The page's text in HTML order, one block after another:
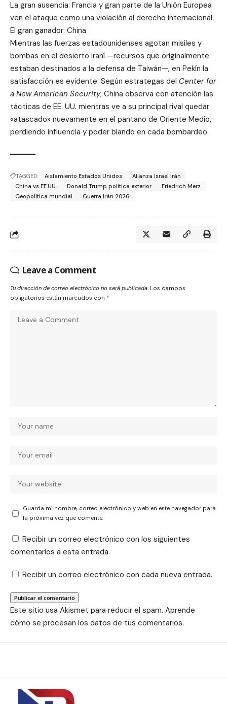
La gran ausencia: Francia y gran parte de la Unión Europea
ven el ataque como una violación al derecho internacional.
El gran ganador: China
Mientras las fuerzas estadounidenses agotan misiles y
bombas en el desierto iraní —recursos que originalmente
estaban destinados a la defensa de Taiwán—, en Pekín la
satisfacción es evidente. Según estrategas del Center for
a New American Security, China observa con atención las
tácticas de EE. UU. mientras ve a su principal rival quedar
«atascado» nuevamente en el pantano de Oriente Medio,
perdiendo influencia y poder blando en cada bombardeo.
TAGGED: Aislamiento Estados Unidos
Alianza Israel Irán
China vs EE.UU.
Donald Trump política exterior
Friedrich Merz
Geopolítica mundial
Guerra Irán 2026
Leave a Comment
Tu dirección de correo electrónico no será publicada. Los campos
obligatorios están marcados con *
Guarda mi nombre, correo electrónico y web en este navegador para
la próxima vez que comente.
Recibir un correo electrónico con los siguientes
comentarios a esta entrada.
Recibir un correo electrónico con cada nueva entrada.
Este sitio usa Akismet para reducir el spam. Aprende
cómo se procesan los datos de tus comentarios.